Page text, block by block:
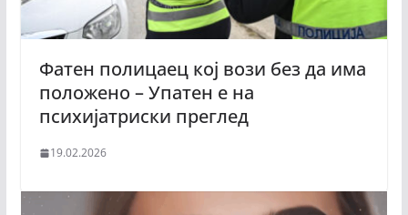
Фатен полицаец кој вози без да има
положено – Упатен е на
психијатриски преглед
19.02.2026